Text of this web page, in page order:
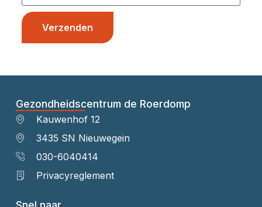
Verzenden
Gezondheidscentrum de Roerdomp
Kauwenhof 12
3435 SN Nieuwegein
030-6040414
Privacyreglement